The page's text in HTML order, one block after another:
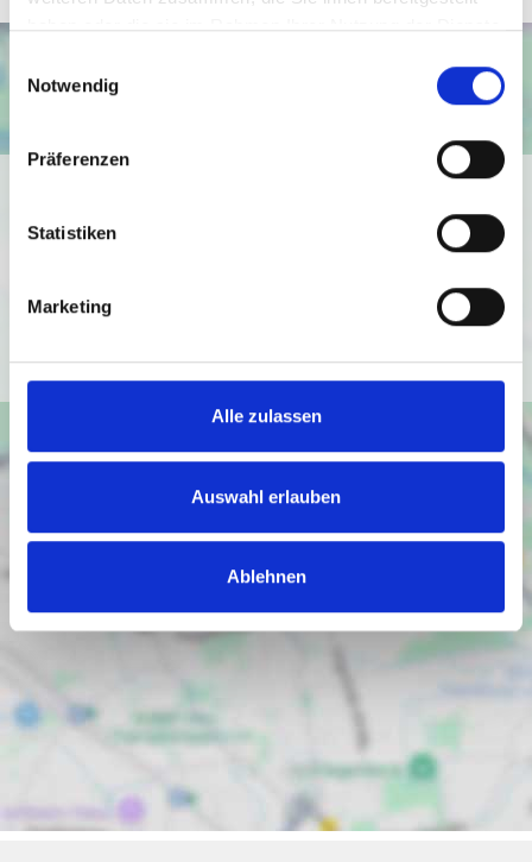
haben oder die sie im Rahmen Ihrer Nutzung der Dienste
Notwendig
Präferenzen
Statistiken
Marketing
Alle zulassen
Auswahl erlauben
Ablehnen